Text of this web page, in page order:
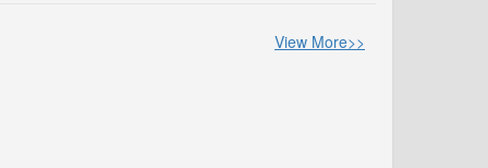
View More>>